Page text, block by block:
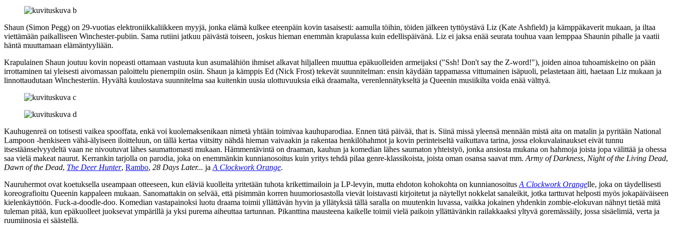
Shaun (Simon Pegg) on 29‑vuotias elektroniikkaliikkeen myyjä, jonka elämä kulkee eteenpäin kovin tasaisesti: aamulla töihin, töiden jälkeen tyttöystävä Liz (Kate Ashfield) ja kämppäkaverit mukaan, ja iltaa
viettämään paikalliseen Winchester-pubiin. Sama rutiini jatkuu päivästä toiseen, joskus hieman enemmän krapulassa kuin edellispäivänä. Liz ei jaksa enää seurata touhua vaan lemppaa Shaunin pihalle ja vaatii
häntä muuttamaan elämäntyyliään.
Krapulainen Shaun joutuu kovin nopeasti ottamaan vastuuta kun asumalähiön ihmiset alkavat hiljalleen muuttua epäkuolleiden armeijaksi ("Ssh! Don't say the Z‑word!"), joiden ainoa tuhoamiskeino on pään
irrottaminen tai yleisesti aivomassan paloittelu pienempiin osiin. Shaun ja kämppis Ed (Nick Frost) tekevät suunnitelman: ensin käydään tappamassa vittumainen isäpuoli, pelastetaan äiti, haetaan Liz mukaan ja
linnottaudutaan Winchesteriin. Hyvältä kuulostava suunnitelma saa kuitenkin uusia ulottuvuuksia eikä draamalta, verenlennätykseltä ja Queenin musiikilta voida enää välttyä.
Kauhugenreä on totisesti vaikea spooffata, enkä voi kuolemaksenikaan nimetä yhtään toimivaa kauhuparodiaa. Ennen tätä päivää, that is. Siinä missä yleensä mennään mistä aita on matalin ja pyritään National
Lampoon ‑henkiseen vähä-älyiseen iloitteluun, on tällä kertaa viitsitty nähdä hieman vaivaakin ja rakentaa henkilöhahmot ja kovin perinteiseltä vaikuttava tarina, jossa elokuvalainaukset eivät tunnu
itsestäänselvyydeltä vaan ne nivoutuvat lähes saumattomasti mukaan. Hämmentävintä on draaman, kauhun ja komedian lähes saumaton yhteistyö, jonka ansiosta mukana on hahmoja joista jopa välittää ja ohessa
saa vielä makeat naurut. Kerrankin tarjolla on parodia, joka on enemmänkin kunnianosoitus kuin yritys tehdä pilaa genre-klassikoista, joista oman osansa saavat mm. Army of Darkness, Night of the Living Dead,
Dawn of the Dead, The Deer Hunter, Rambo, 28 Days Later... ja A Clockwork Orange.
Nauruhermot ovat koetuksella useampaan otteeseen, kun eläviä kuolleita yritetään tuhota krikettimailoin ja LP‑levyin, mutta ehdoton kohokohta on kunnianosoitus A Clockwork Orangelle, joka on täydellisesti
koreografioitu Queenin kappaleen mukaan. Sanomattakin on selvää, että pisimmän korren huumoriosastolla vievät loistavasti kirjoitetut ja näytellyt nokkelat sanaleikit, jotka tarttuvat helposti myös jokapäiväiseen
kielenkäyttöön. Fuck‑a‑doodle‑doo. Komedian vastapainoksi luotu draama toimii yllättävän hyvin ja yllätyksiä tällä saralla on muutenkin luvassa, vaikka jokainen yhdenkin zombie-elokuvan nähnyt tietää mitä
tuleman pitää, kun epäkuolleet juoksevat ympärillä ja yksi purema aiheuttaa tartunnan. Pikanttina mausteena kaikelle toimii vielä paikoin yllättävänkin railakkaaksi yltyvä goremässäily, jossa sisäelimiä, verta ja
ruumiinosia ei säästellä.